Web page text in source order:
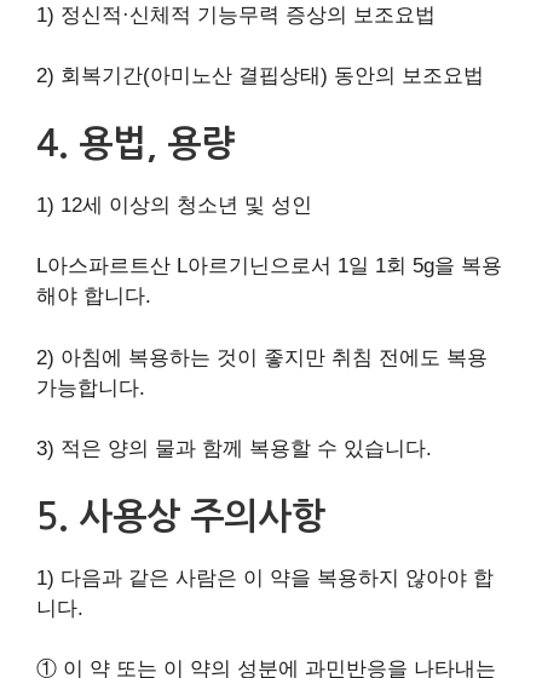
1) 정신적·신체적 기능무력 증상의 보조요법
2) 회복기간(아미노산 결핍상태) 동안의 보조요법
4. 용법, 용량
1) 12세 이상의 청소년 및 성인
L아스파르트산 L아르기닌으로서 1일 1회 5g을 복용
해야 합니다.
2) 아침에 복용하는 것이 좋지만 취침 전에도 복용
가능합니다.
3) 적은 양의 물과 함께 복용할 수 있습니다.
5. 사용상 주의사항
1) 다음과 같은 사람은 이 약을 복용하지 않아야 합
니다.
① 이 약 또는 이 약의 성분에 과민반응을 나타내는